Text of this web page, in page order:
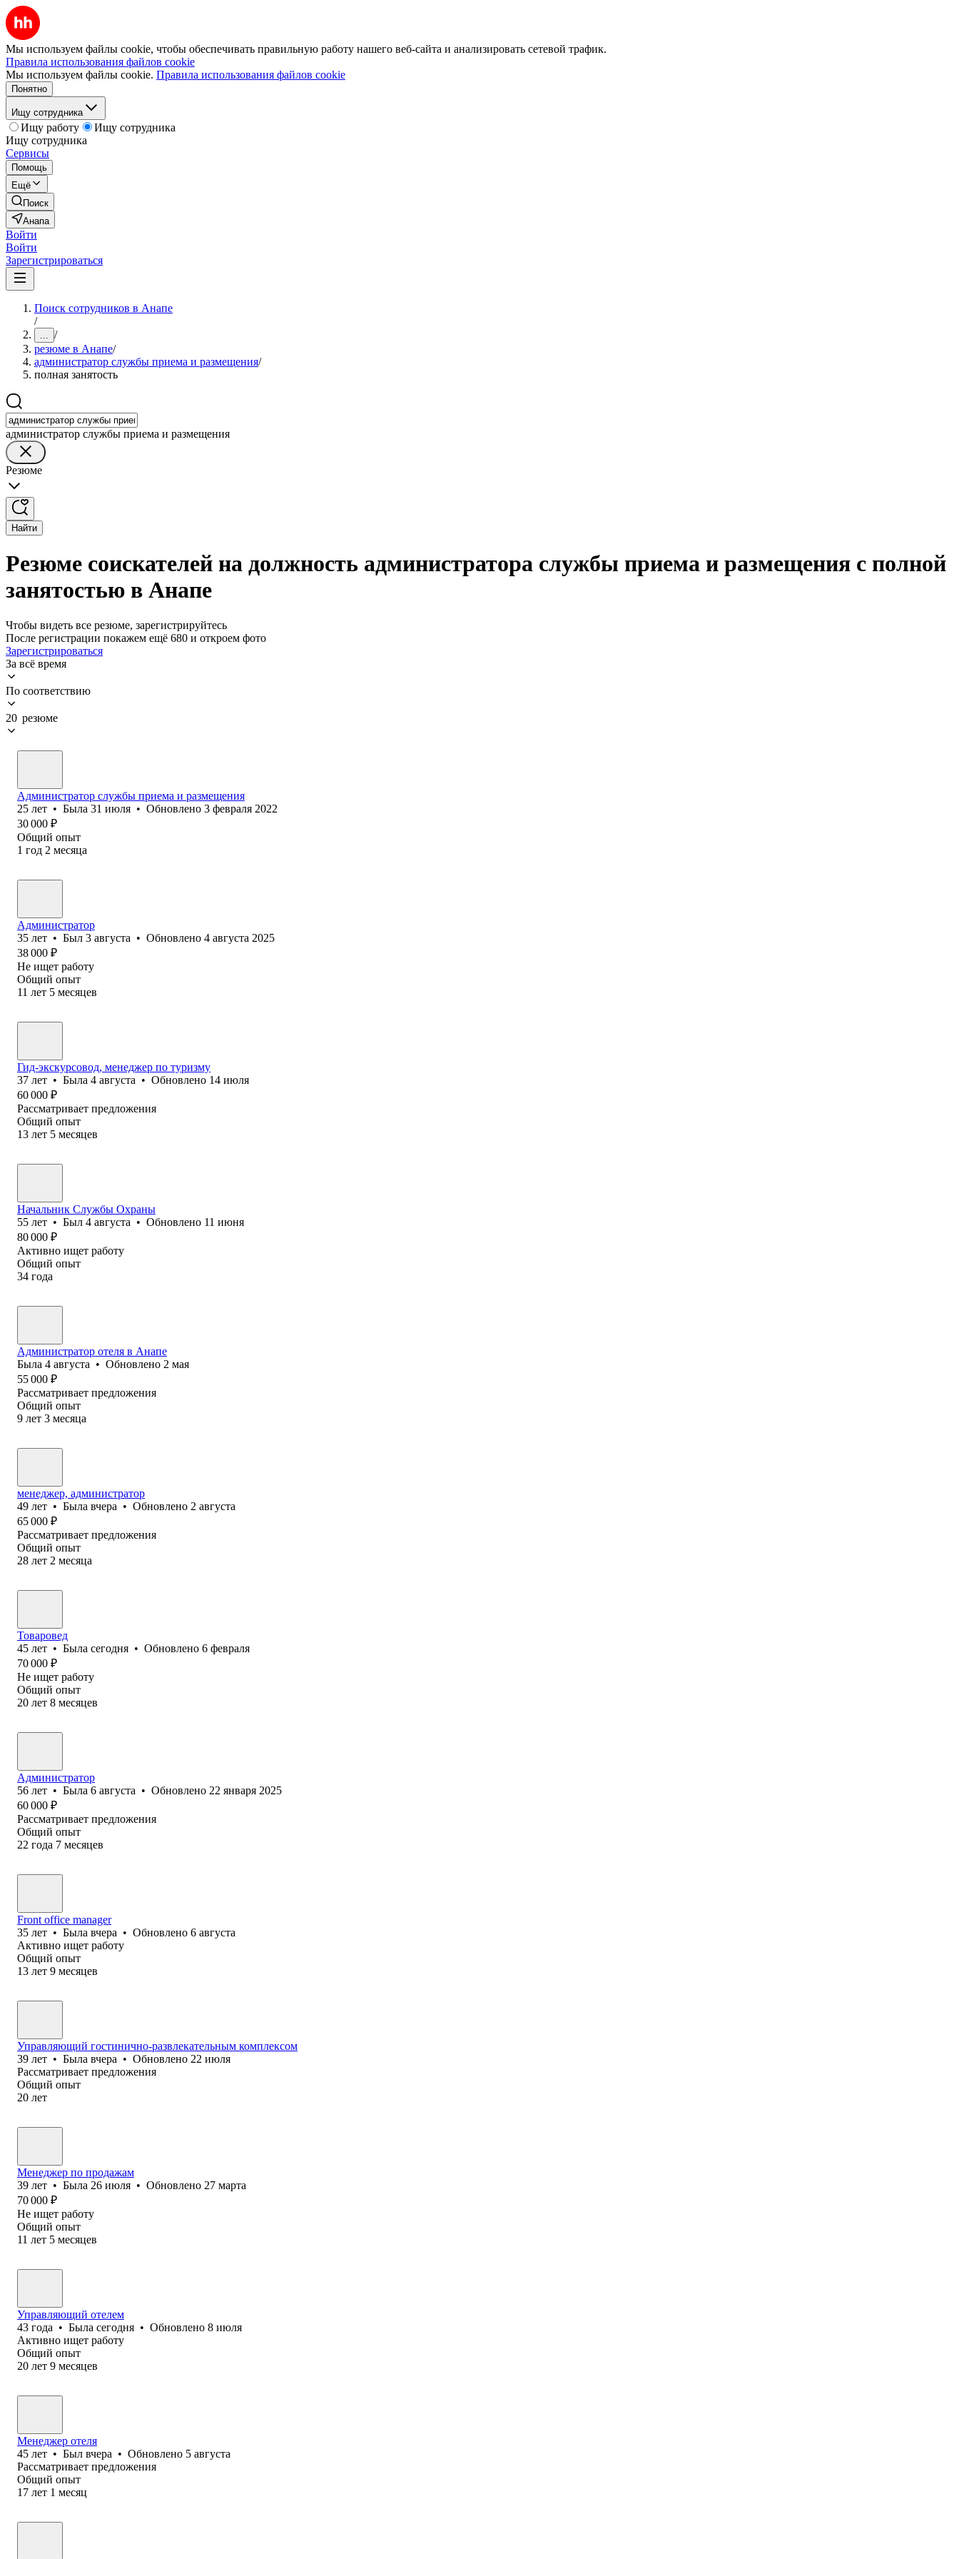
Мы используем файлы cookie, чтобы обеспечивать правильную работу нашего веб-сайта и анализировать сетевой трафик.
Правила использования файлов cookie
Мы используем файлы cookie. Правила использования файлов cookie
Понятно
Ищу сотрудника
Ищу работу
Ищу сотрудника
Ищу сотрудника
Сервисы
Помощь
Ещё
Поиск
Анапа
Войти
Войти
Зарегистрироваться
Поиск сотрудников в Анапе
/
... /
резюме в Анапе/
администратор службы приема и размещения/
полная занятость
администратор службы приема и размещения
Резюме
Найти
Резюме соискателей на должность администратора службы приема и размещения с полной
занятостью в Анапе
Чтобы видеть все резюме, зарегистрируйтесь
После регистрации покажем ещё 680 и откроем фото
Зарегистрироваться
За всё время
По соответствию
20 резюме
Администратор службы приема и размещения
25 лет • Была 31 июля • Обновлено 3 февраля 2022
30 000 ₽
Общий опыт
1 год 2 месяца
Администратор
35 лет • Был 3 августа • Обновлено 4 августа 2025
38 000 ₽
Не ищет работу
Общий опыт
11 лет 5 месяцев
Гид-экскурсовод, менеджер по туризму
37 лет • Была 4 августа • Обновлено 14 июля
60 000 ₽
Рассматривает предложения
Общий опыт
13 лет 5 месяцев
Начальник Службы Охраны
55 лет • Был 4 августа • Обновлено 11 июня
80 000 ₽
Активно ищет работу
Общий опыт
34 года
Администратор отеля в Анапе
Была 4 августа • Обновлено 2 мая
55 000 ₽
Рассматривает предложения
Общий опыт
9 лет 3 месяца
менеджер, администратор
49 лет • Была вчера • Обновлено 2 августа
65 000 ₽
Рассматривает предложения
Общий опыт
28 лет 2 месяца
Товаровед
45 лет • Была сегодня • Обновлено 6 февраля
70 000 ₽
Не ищет работу
Общий опыт
20 лет 8 месяцев
Администратор
56 лет • Была 6 августа • Обновлено 22 января 2025
60 000 ₽
Рассматривает предложения
Общий опыт
22 года 7 месяцев
Front office manager
35 лет • Была вчера • Обновлено 6 августа
Активно ищет работу
Общий опыт
13 лет 9 месяцев
Управляющий гостинично-развлекательным комплексом
39 лет • Была вчера • Обновлено 22 июля
Рассматривает предложения
Общий опыт
20 лет
Менеджер по продажам
39 лет • Была 26 июля • Обновлено 27 марта
70 000 ₽
Не ищет работу
Общий опыт
11 лет 5 месяцев
Управляющий отелем
43 года • Была сегодня • Обновлено 8 июля
Активно ищет работу
Общий опыт
20 лет 9 месяцев
Менеджер отеля
45 лет • Был вчера • Обновлено 5 августа
Рассматривает предложения
Общий опыт
17 лет 1 месяц